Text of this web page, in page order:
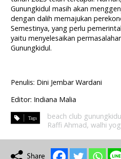
Gunungkidul masih akan
dengan dalih memajukan
Semestinya, yang perlu
yaitu menyelesaikan
Gunungkidul.
Penulis: Dini Jembar Wardani
Editor: Indiana Malia
beach club
Raffi Ahmad,walhi